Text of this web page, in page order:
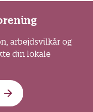
arbejdsvilkår og
din lokale